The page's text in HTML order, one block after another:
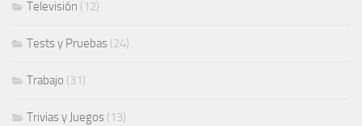
Televisión (12)
Tests y Pruebas (24)
Trabajo (31)
Trivias y Juegos (13)